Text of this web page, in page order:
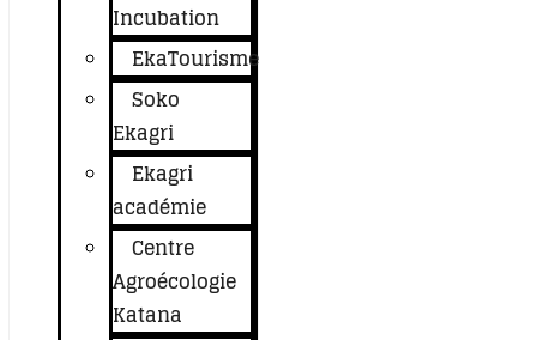
Incubation
EkaTourisme
Soko
Ekagri
Ekagri
académie
Centre
Agroécologie
Katana